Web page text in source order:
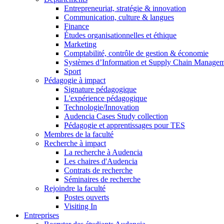
Entrepreneuriat, stratégie & innovation
Communication, culture & langues
Finance
Études organisationnelles et éthique
Marketing
Comptabilité, contrôle de gestion & économie
Systèmes d’Information et Supply Chain
Sport
Pédagogie à impact
Signature pédagogique
L'expérience pédagogique
Technologie/Innovation
Audencia Cases Study collection
Pédagogie et apprentissages pour TES
Membres de la faculté
Recherche à impact
La recherche à Audencia
Les chaires d'Audencia
Contrats de recherche
Séminaires de recherche
Rejoindre la faculté
Postes ouverts
Visiting In
Entreprises